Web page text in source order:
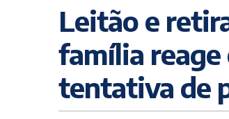
Leitão e
família reage
tentativa de